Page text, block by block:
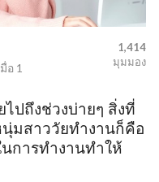
อ 1
1,414
มุมมอง
ไปถึงช่วงบ่ายๆ สิ่งที่
นุ่มสาววัยทำงานก็คือ
การทำงานทำให้